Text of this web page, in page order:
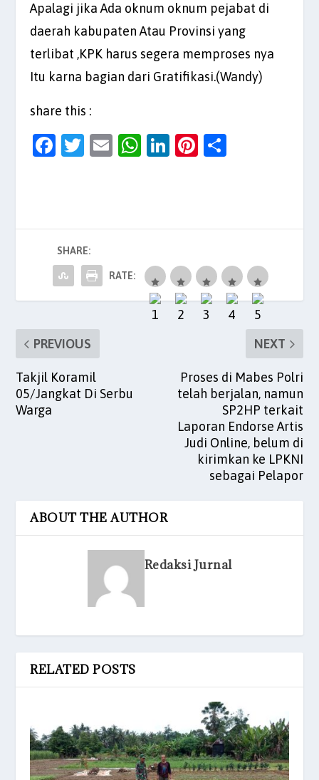
Apalagi jika Ada oknum oknum pejabat di
daerah kabupaten Atau Provinsi yang
terlibat ,KPK harus segera memproses nya
Itu karna bagian dari Gratifikasi.(Wandy)
share this :
F
b
o
o
k
T
E
W
A
p
p
Li
dI
n
Pi
t
SHARE:
RATE:
PREVIOUS
Takjil Koramil
05/Jangkat Di Serbu
Warga
NEXT
Proses di Mabes Polri
telah berjalan, namun
SP2HP terkait
Laporan Endorse Artis
Judi Online, belum di
kirimkan ke LPKNI
sebagai Pelapor
ABOUT THE AUTHOR
Redaksi Jurnal
RELATED POSTS